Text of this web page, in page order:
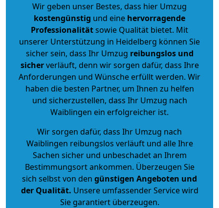
Wir geben unser Bestes, dass hier Umzug
kostengünstig und eine hervorragende
Professionalitätsowie Qualität bietet. Mit
unserer Unterstützung in Heidelberg können Sie
sicher sein, dass Ihr Umzug reibungslos und
sicherverläuft, denn wir sorgen dafür, dass Ihre
Anforderungen und Wünsche erfüllt werden. Wir
haben die besten Partner, um Ihnen zu helfen
und sicherzustellen, dass Ihr Umzug nach
Waiblingen ein erfolgreicher ist.
Wir sorgen dafür, dass Ihr Umzug nach
Waiblingen reibungslos verläuft und alle Ihre
Sachen sicher und unbeschadet an Ihrem
Bestimmungsort ankommen. Überzeugen Sie
sich selbst von den günstigen Angeboten und
der Qualität. Unsere umfassender Service wird
Sie garantiert überzeugen.